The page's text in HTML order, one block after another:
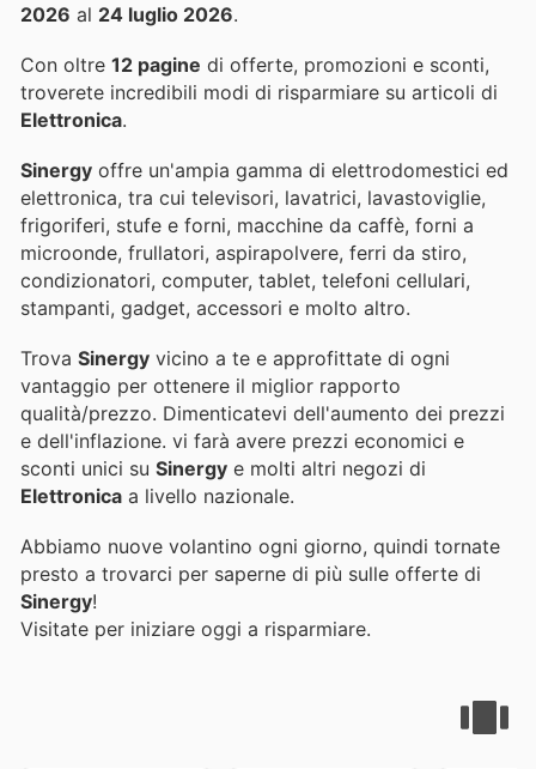
2026 al 24 luglio 2026.
Con oltre 12 pagine di offerte, promozioni e sconti,
troverete incredibili modi di risparmiare su articoli di
Elettronica.
Sinergy offre un'ampia gamma di elettrodomestici ed
elettronica, tra cui televisori, lavatrici, lavastoviglie,
frigoriferi, stufe e forni, macchine da caffè, forni a
microonde, frullatori, aspirapolvere, ferri da stiro,
condizionatori, computer, tablet, telefoni cellulari,
stampanti, gadget, accessori e molto altro.
Trova Sinergy vicino a te e approfittate di ogni
vantaggio per ottenere il miglior rapporto
qualità/prezzo. Dimenticatevi dell'aumento dei prezzi
e dell'inflazione. vi farà avere prezzi economici e
sconti unici su Sinergy e molti altri negozi di
Elettronica a livello nazionale.
Abbiamo nuove volantino ogni giorno, quindi tornate
presto a trovarci per saperne di più sulle offerte di
Sinergy!
Visitate per iniziare oggi a risparmiare.